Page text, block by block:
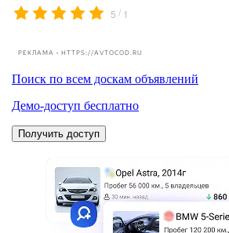
5 / 1
РЕКЛАМА • HTTPS://AVTOCOD.RU